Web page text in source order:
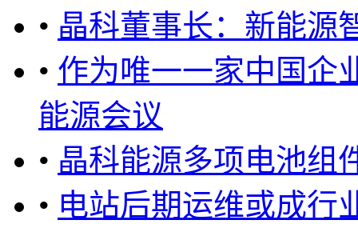
• 晶科董事长：新能源
• 作为唯一一家中国企
能源会议
• 晶科能源多项电池组
• 电站后期运维或成行